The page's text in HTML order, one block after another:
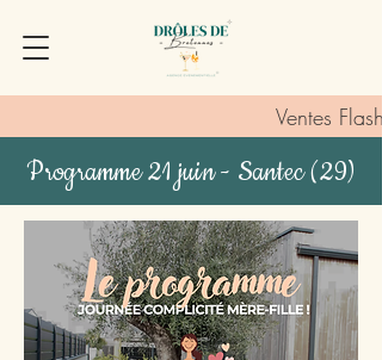
Ventes Flash :
Programme 21 juin - Santec (29)